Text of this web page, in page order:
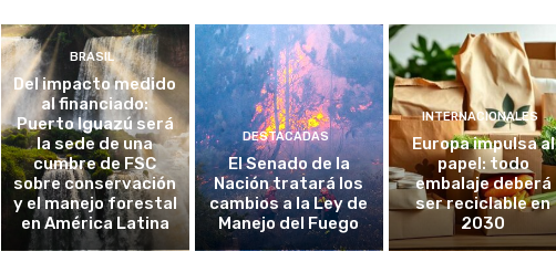
BRASIL
Del impacto medido
al financiado:
Puerto Iguazú será
la sede de una
cumbre de FSC
sobre conservación
y el manejo forestal
en América Latina
DESTACADAS
El Senado de la
Nación tratará los
cambios a la Ley de
Manejo del Fuego
INTERNACIONALES
Europa impulsa al
papel: todo
embalaje deberá
ser reciclable en
2030